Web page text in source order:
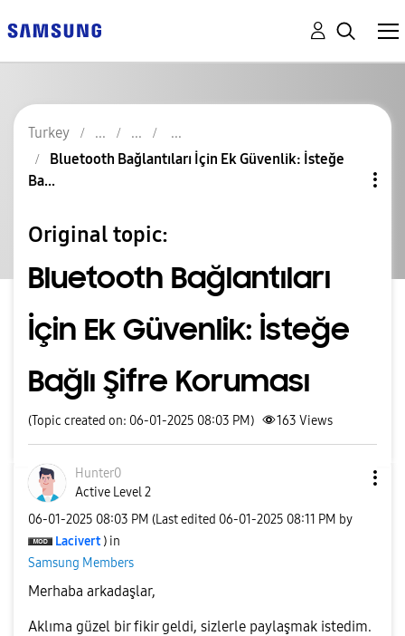
Turkey
Bluetooth Bağlantıları İçin Ek Güvenlik: İsteğe
Ba...
Original topic:
Bluetooth Bağlantıları
İçin Ek Güvenlik: İsteğe
Bağlı Şifre Koruması
(Topic created on: 06-01-2025 08:03 PM) 163 Views
Hunter0
Active Level 2
‎06-01-2025 08:03 PM (Last edited ‎06-01-2025 08:11 PM by
Lacivert ) in
Samsung Members
Merhaba arkadaşlar,
Aklıma güzel bir fikir geldi, sizlerle paylaşmak istedim.